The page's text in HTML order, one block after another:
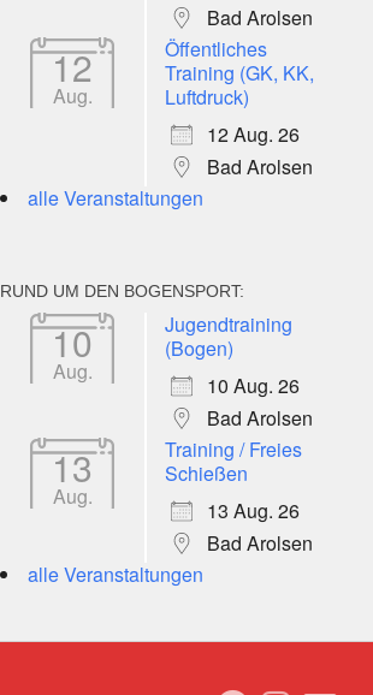
Bad Arolsen
12
Aug.
Öffentliches
Training (GK, KK,
Luftdruck)
12 Aug. 26
Bad Arolsen
alle Veranstaltungen
RUND UM DEN BOGENSPORT:
10
Aug.
Jugendtraining
(Bogen)
10 Aug. 26
Bad Arolsen
13
Aug.
Training / Freies
Schießen
13 Aug. 26
Bad Arolsen
alle Veranstaltungen